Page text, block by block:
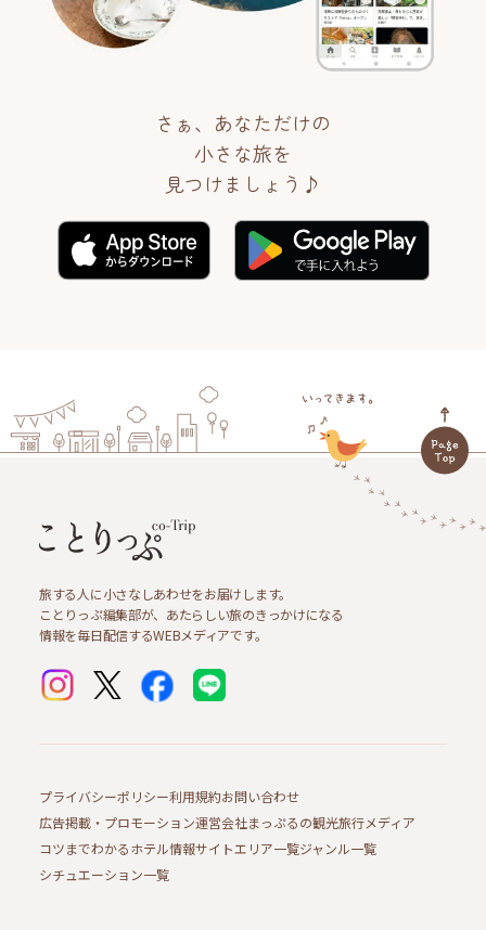
さぁ、あなただけの
小さな旅を
見つけましょう♪
旅する人に小さなしあわせをお届けします。
ことりっぷ編集部が、あたらしい旅のきっかけになる
情報を毎日配信するWEBメディアです。
プライバシーポリシー利用規約お問い合わせ
広告掲載・プロモーション運営会社まっぷるの観光旅行メディア
コツまでわかるホテル情報サイトエリア一覧ジャンル一覧
シチュエーション一覧